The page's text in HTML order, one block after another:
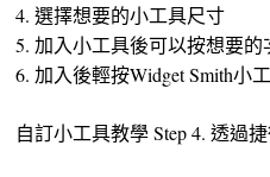
4. 選擇想要的小工具尺寸
5. 加入小工具後可以按想要的
6. 加入後輕按Widget Smith小
自訂小工具教學 Step 4. 透過